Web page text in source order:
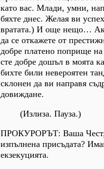
като вас. Млади, умни,
бяхте днес. Желая ви
вратата.) И още нещо…
да се откажете от
добре платено поприще
сте добре дошъл в моята
бихте били невероятен
склонен да ви направя
довиждане.
(Излиза. Пауза.)
ПРОКУРОРЪТ: Ваша Чест,
изпълнена присъдата?
екзекуцията.